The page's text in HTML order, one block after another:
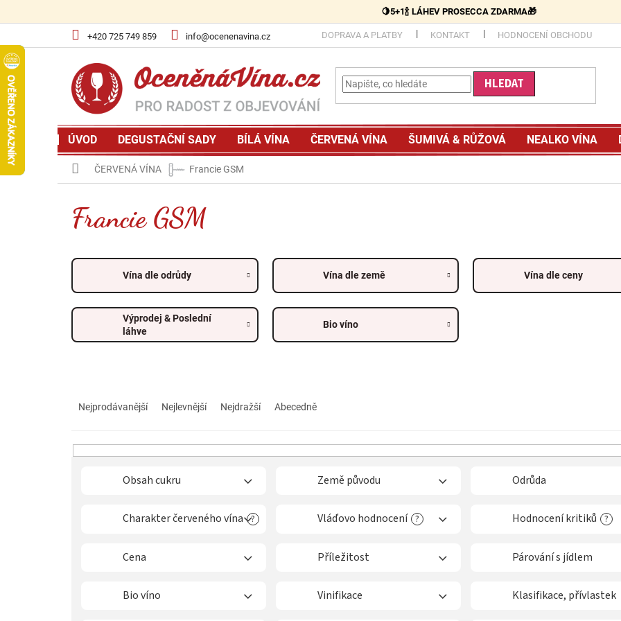
🍋5+1🍾 LÁHEV PROSECCA ZDARMA🎁
+420 725 749 859 info@ocenenavina.cz DOPRAVA A PLATBY KONTAKT HODNOCENÍ OBCHODU
HLEDAT
ÚVOD DEGUSTAČNÍ SADY BÍLÁ VÍNA ČERVENÁ VÍNA ŠUMIVÁ & RŮŽOVÁ NEALKO VÍNA
Domů
ČERVENÁ VÍNA Francie GSM
Francie GSM
Vína dle odrůdy Vína dle země Vína dle ceny
Výprodej & Poslední
láhve
Bio víno
n
Nejprodávanější Nejlevnější Nejdražší Abecedně
Obsah cukru Země původu Odrůda
Charakter červeného vína ? Vláďovo hodnocení ? Hodnocení kritiků ?
Cena Příležitost Párování s jídlem
Bio víno Vinifikace Klasifikace, přívlastek